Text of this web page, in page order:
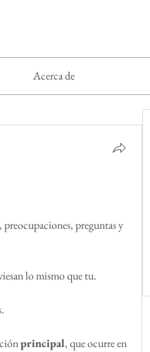
Acerca de
preocupaciones, preguntas y
lo mismo que tu.
principal, que ocurre en